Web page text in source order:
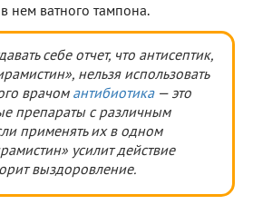
нем ватного тампона.
себе отчет, что антисептик,
нельзя использовать
врачом антибиотика — это
препараты с различным
применять их в одном
усилит действие
выздоровление.